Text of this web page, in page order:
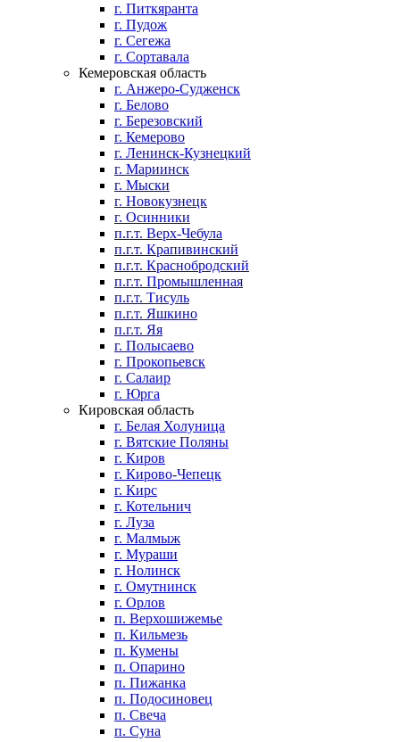
г. Питкяранта
г. Пудож
г. Сегежа
г. Сортавала
Кемеровская область
г. Анжеро-Судженск
г. Белово
г. Березовский
г. Кемерово
г. Ленинск-Кузнецкий
г. Мариинск
г. Мыски
г. Новокузнецк
г. Осинники
п.г.т. Верх-Чебула
п.г.т. Крапивинский
п.г.т. Краснобродский
п.г.т. Промышленная
п.г.т. Тисуль
п.г.т. Яшкино
п.г.т. Яя
г. Полысаево
г. Прокопьевск
г. Салаир
г. Юрга
Кировская область
г. Белая Холуница
г. Вятские Поляны
г. Киров
г. Кирово-Чепецк
г. Кирс
г. Котельнич
г. Луза
г. Малмыж
г. Мураши
г. Нолинск
г. Омутнинск
г. Орлов
п. Верхошижемье
п. Кильмезь
п. Кумены
п. Опарино
п. Пижанка
п. Подосиновец
п. Свеча
п. Суна